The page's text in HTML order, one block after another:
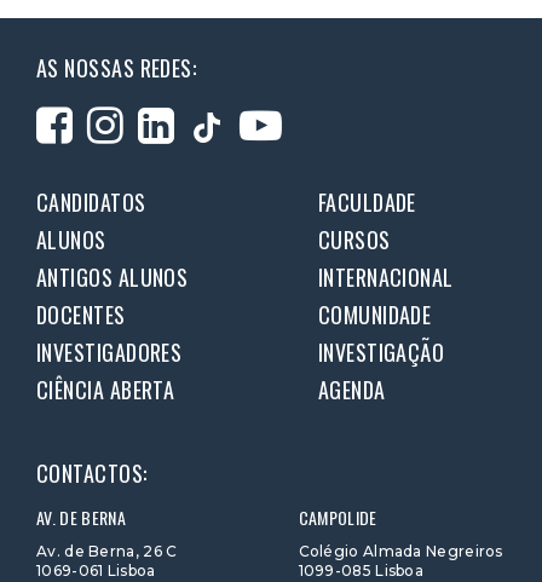
AS NOSSAS REDES:
CANDIDATOS
FACULDADE
ALUNOS
CURSOS
ANTIGOS ALUNOS
INTERNACIONAL
DOCENTES
COMUNIDADE
INVESTIGADORES
INVESTIGAÇÃO
CIÊNCIA ABERTA
AGENDA
CONTACTOS:
AV. DE BERNA
Av. de Berna, 26 C
1069-061 Lisboa
CAMPOLIDE
Colégio Almada Negreiros
1099-085 Lisboa